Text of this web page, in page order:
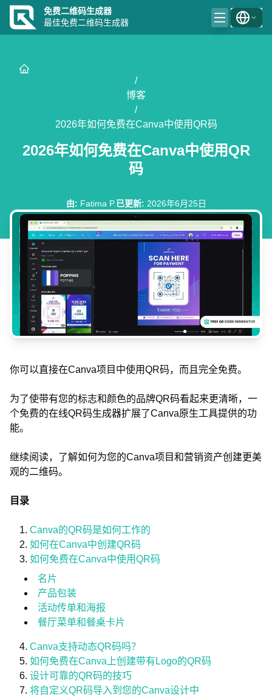
免费二维码生成器
最佳免费二维码生成器
/
博客
/
2026年如何免费在Canva中使用QR码
2026年如何免费在Canva中使用QR
码
由: Fatima P.已更新: 2026年6月25日
你可以直接在Canva项目中使用QR码，而且完全免费。
为了使带有您的标志和颜色的品牌QR码看起来更清晰，一
个免费的在线QR码生成器扩展了Canva原生工具提供的功
能。
继续阅读，了解如何为您的Canva项目和营销资产创建更美
观的二维码。
目录
Canva的QR码是如何工作的
如何在Canva中创建QR码
如何免费在Canva中使用QR码
名片
产品包装
活动传单和海报
餐厅菜单和餐桌卡片
Canva支持动态QR码吗？
如何免费在Canva上创建带有Logo的QR码
设计可靠的QR码的技巧
将自定义QR码导入到您的Canva设计中